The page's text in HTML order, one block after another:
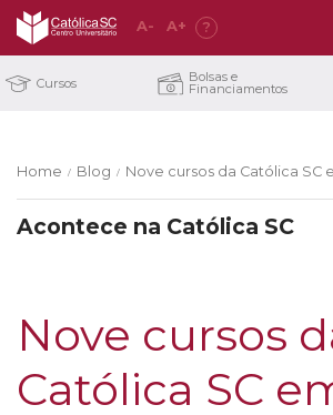
A- A+ ?
Cursos Bolsas e
Financiamentos
Home / Blog / Nove cursos da Católica SC
Acontece na Católica SC
Nove cursos
Católica SC